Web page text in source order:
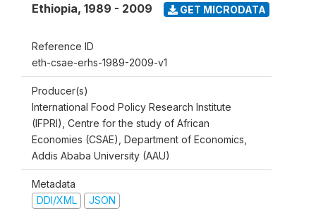
Ethiopia, 1989 - 2009 GET MICRODATA
Reference ID
eth-csae-erhs-1989-2009-v1
Producer(s)
International Food Policy Research Institute
(IFPRI), Centre for the study of African
Economies (CSAE), Department of Economics,
Addis Ababa University (AAU)
Metadata
DDI/XML
JSON